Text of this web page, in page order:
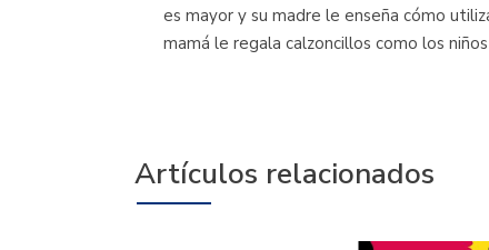
es mayor y su madre le enseña cómo
mamá le regala calzoncillos como los
Artículos relacionados